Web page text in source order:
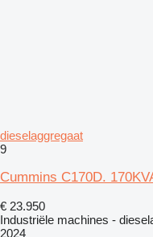
dieselaggregaat
9
Cummins C170D.
€ 23.950
Industriële machines -
2024